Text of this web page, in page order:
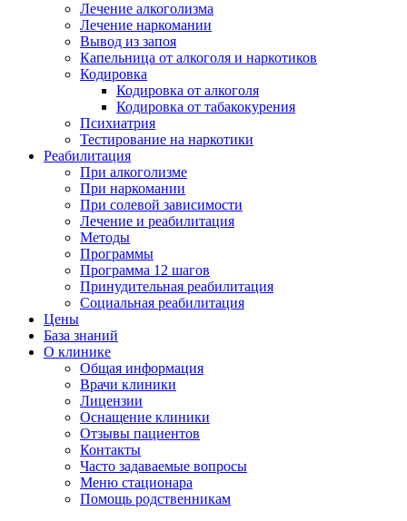
Лечение алкоголизма
Лечение наркомании
Вывод из запоя
Капельница от алкоголя и наркотиков
Кодировка
Кодировка от алкоголя
Кодировка от табакокурения
Психиатрия
Тестирование на наркотики
Реабилитация
При алкоголизме
При наркомании
При солевой зависимости
Лечение и реабилитация
Методы
Программы
Программа 12 шагов
Принудительная реабилитация
Социальная реабилитация
Цены
База знаний
О клинике
Общая информация
Врачи клиники
Лицензии
Оснащение клиники
Отзывы пациентов
Контакты
Часто задаваемые вопросы
Меню стационара
Помощь родственникам